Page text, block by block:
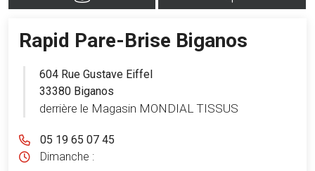
Rapid Pare-Brise Biganos
604 Rue Gustave Eiffel
33380 Biganos
derrière le Magasin MONDIAL TISSUS
05 19 65 07 45
Dimanche :